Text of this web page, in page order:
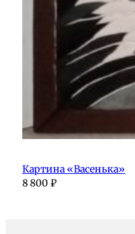
Картина «Васенька»
8 800 ₽